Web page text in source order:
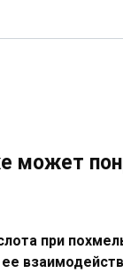
может
при